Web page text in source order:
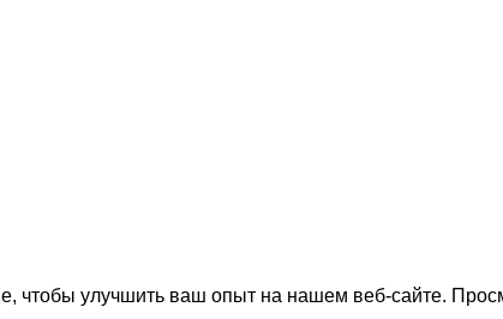
чтобы улучшить ваш опыт на нашем веб-сайте.